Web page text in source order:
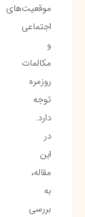
موقعیت‌های
اجتماعی
و
مکالمات
روزمره
توجه
دارد.
در
این
مقاله،
به
بررسی